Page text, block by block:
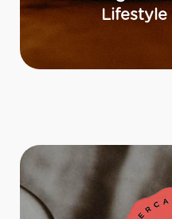
Lifestyle